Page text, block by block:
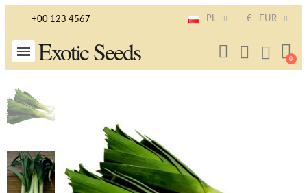
+00 123 4567 PL € EUR
Exotic Seeds